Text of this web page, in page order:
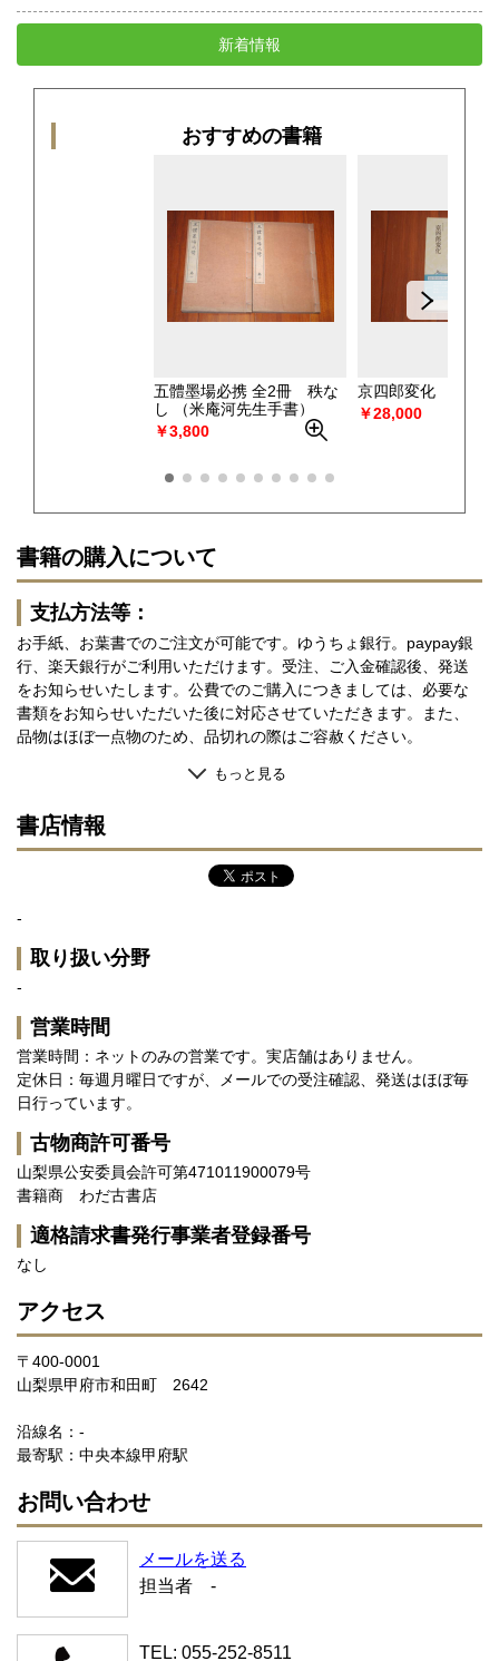
新着情報
おすすめの書籍
五體墨場必携 全2冊 秩な
し
（米庵河先生手書）
￥3,800
京四郎変化
￥28,000
書籍の購入について
支払方法等：
お手紙、お葉書でのご注文が可能です。ゆうちょ銀行。paypay銀
行、楽天銀行がご利用いただけます。受注、ご入金確認後、発送
をお知らせいたします。公費でのご購入につきましては、必要な
書類をお知らせいただいた後に対応させていただきます。また、
品物はほぼ一点物のため、品切れの際はご容赦ください。
もっと見る
書店情報
-
取り扱い分野
-
営業時間
営業時間：ネットのみの営業です。実店舗はありません。
定休日：毎週月曜日ですが、メールでの受注確認、発送はほぼ毎
日行っています。
古物商許可番号
山梨県公安委員会許可第471011900079号
書籍商 わだ古書店
適格請求書発行事業者登録番号
なし
アクセス
〒400-0001
山梨県甲府市和田町 2642
沿線名：-
最寄駅：中央本線甲府駅
お問い合わせ
メールを送る
担当者 -
TEL: 055-252-8511